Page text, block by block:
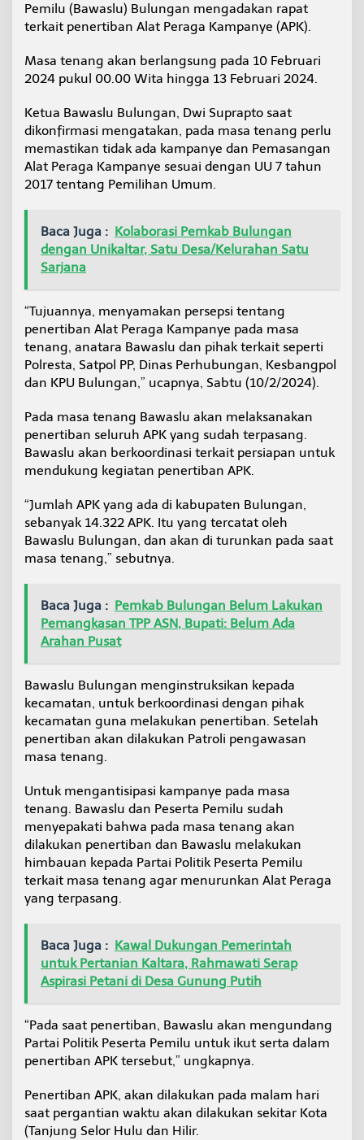
n
g
Pemilu (Bawaslu) Bulungan mengadakan rapat
terkait penertiban Alat Peraga Kampanye (APK).
Masa tenang akan berlangsung pada 10 Februari
2024 pukul 00.00 Wita hingga 13 Februari 2024.
Ketua Bawaslu Bulungan, Dwi Suprapto saat
dikonfirmasi mengatakan, pada masa tenang perlu
memastikan tidak ada kampanye dan Pemasangan
Alat Peraga Kampanye sesuai dengan UU 7 tahun
2017 tentang Pemilihan Umum.
Baca Juga : Kolaborasi Pemkab Bulungan
dengan Unikaltar, Satu Desa/Kelurahan Satu
Sarjana
“Tujuannya, menyamakan persepsi tentang
penertiban Alat Peraga Kampanye pada masa
tenang, anatara Bawaslu dan pihak terkait seperti
Polresta, Satpol PP, Dinas Perhubungan, Kesbangpol
dan KPU Bulungan,” ucapnya, Sabtu (10/2/2024).
Pada masa tenang Bawaslu akan melaksanakan
penertiban seluruh APK yang sudah terpasang.
Bawaslu akan berkoordinasi terkait persiapan untuk
mendukung kegiatan penertiban APK.
“Jumlah APK yang ada di kabupaten Bulungan,
sebanyak 14.322 APK. Itu yang tercatat oleh
Bawaslu Bulungan, dan akan di turunkan pada saat
masa tenang,” sebutnya.
Baca Juga : Pemkab Bulungan Belum Lakukan
Pemangkasan TPP ASN, Bupati: Belum Ada
Arahan Pusat
Bawaslu Bulungan menginstruksikan kepada
kecamatan, untuk berkoordinasi dengan pihak
kecamatan guna melakukan penertiban. Setelah
penertiban akan dilakukan Patroli pengawasan
masa tenang.
Untuk mengantisipasi kampanye pada masa
tenang. Bawaslu dan Peserta Pemilu sudah
menyepakati bahwa pada masa tenang akan
dilakukan penertiban dan Bawaslu melakukan
himbauan kepada Partai Politik Peserta Pemilu
terkait masa tenang agar menurunkan Alat Peraga
yang terpasang.
Baca Juga : Kawal Dukungan Pemerintah
untuk Pertanian Kaltara, Rahmawati Serap
Aspirasi Petani di Desa Gunung Putih
“Pada saat penertiban, Bawaslu akan mengundang
Partai Politik Peserta Pemilu untuk ikut serta dalam
penertiban APK tersebut,” ungkapnya.
Penertiban APK, akan dilakukan pada malam hari
saat pergantian waktu akan dilakukan sekitar Kota
(Tanjung Selor Hulu dan Hilir.